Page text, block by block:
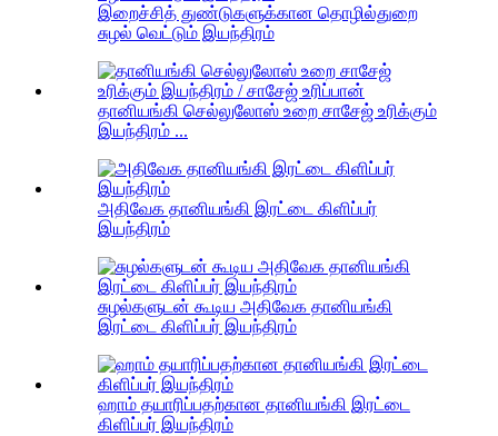
இறைச்சித் துண்டுகளுக்கான தொழில்துறை
சுழல் வெட்டும் இயந்திரம்
தானியங்கி செல்லுலோஸ் உறை சாசேஜ் உரிக்கும்
இயந்திரம் ...
அதிவேக தானியங்கி இரட்டை கிளிப்பர்
இயந்திரம்
சுழல்களுடன் கூடிய அதிவேக தானியங்கி
இரட்டை கிளிப்பர் இயந்திரம்
ஹாம் தயாரிப்பதற்கான தானியங்கி இரட்டை
கிளிப்பர் இயந்திரம்